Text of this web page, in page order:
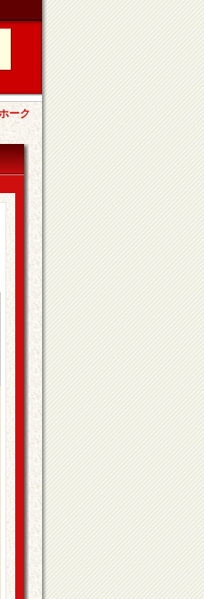
ーク